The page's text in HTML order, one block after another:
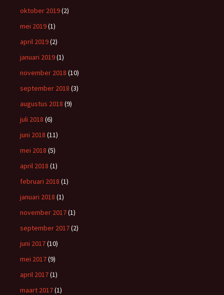
oktober 2019(2)
mei 2019(1)
april 2019(2)
januari 2019(1)
november 2018 (10)
september 2018 (3)
augustus 2018 (9)
juli 2018 (6)
juni 2018 (11)
mei 2018 (5)
april 2018 (1)
februari 2018 (1)
januari 2018 (1)
november 2017(1)
september 2017(2)
juni 2017(10)
mei 2017(9)
april 2017(1)
maart 2017(1)